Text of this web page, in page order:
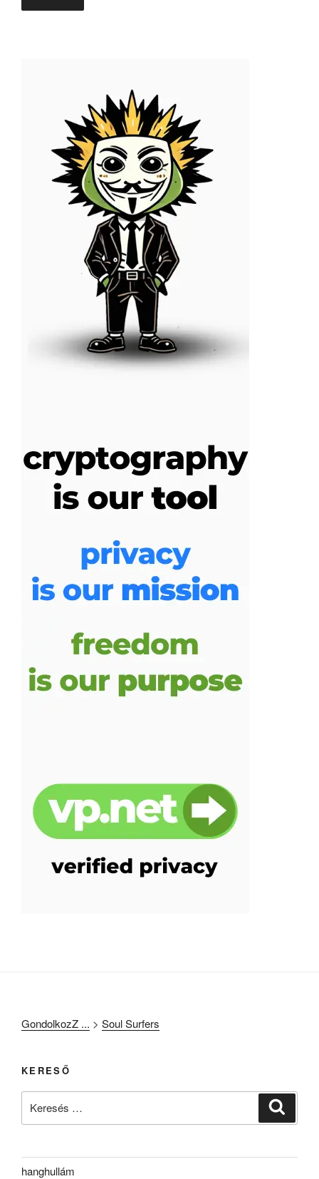
GondolkozZ ... > Soul Surfers
KERESŐ
hanghullám